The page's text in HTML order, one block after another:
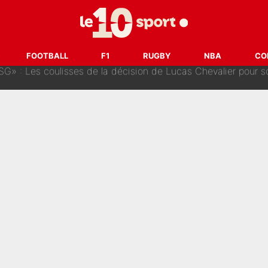
FOOTBALL F1 RUGBY NBA
: Les coulisses de la décision de Lucas Chevalier pour
sur CNews, un ancien journaliste de France Télévisions relance la